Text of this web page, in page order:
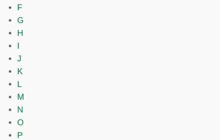
F
G
H
I
J
K
L
M
N
O
P